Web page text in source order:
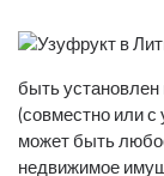
быть установлен
(совместно или
может быть
недвижимое